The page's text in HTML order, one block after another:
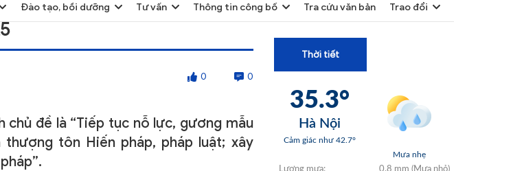
Đào tạo, bồi dưỡng Tư vấn Thông tin công bố Tra cứu văn bản Trao đổi
0 0
chủ đề là “Tiếp tục nỗ lực, gương mẫu
tôn Hiến pháp, pháp luật; xây
Thời tiết